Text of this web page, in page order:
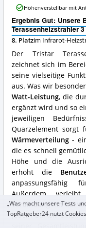
Ergebnis Gut: Unsere
Terassenheizstrahler
8. Platzim Infrarot-
Der Tristar
zeichnet sich im
seine vielseitige
aus. Was wir
Watt-Leistung, die
ergänzt wird und so
jeweiligen
Quarzelement sorgt
Wärmeverteilung-
die es schnell
Höhe und die
erhöht die
anpassungsfähig
Außerdem
Verbindung mit der
jedem Balkon einen
seiner
Leistungsstufen
Vorteile:
Was
spricht
für
diesen
Infrarot-
Heizstrahler?
Höhenverstellbar mit
„Was macht unsere Tests
TopRatgeber24 nutzt